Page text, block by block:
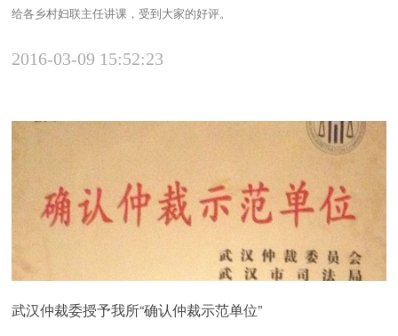
给各乡村妇联主任讲课，受到大家的好评。
2016-03-09 15:52:23
武汉仲裁委授予我所“确认仲裁示范单位”